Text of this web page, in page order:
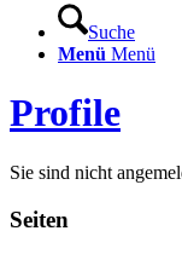
Suche
Menü Menü
Profile
Sie sind nicht
Seiten